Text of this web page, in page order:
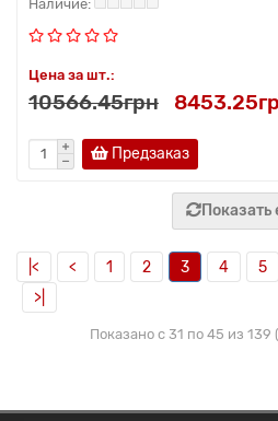
Цена за шт.:
10566.45грн
Предзаказ
Показать
|< < 1 2 3 4 5
>|
Показано с 31 по 45 из 139